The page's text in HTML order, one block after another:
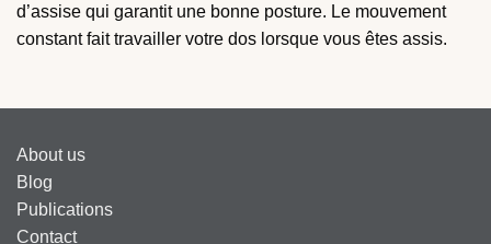
d’assise qui garantit une bonne posture. Le mouvement
constant fait travailler votre dos lorsque vous êtes assis.
About us
Blog
Publications
Contact